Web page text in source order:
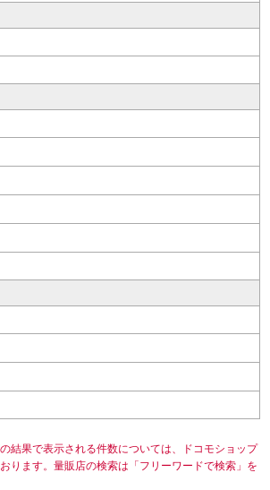
の結果で表示される件数については、ドコモショップ
ります。量販店の検索は「フリーワードで検索」を